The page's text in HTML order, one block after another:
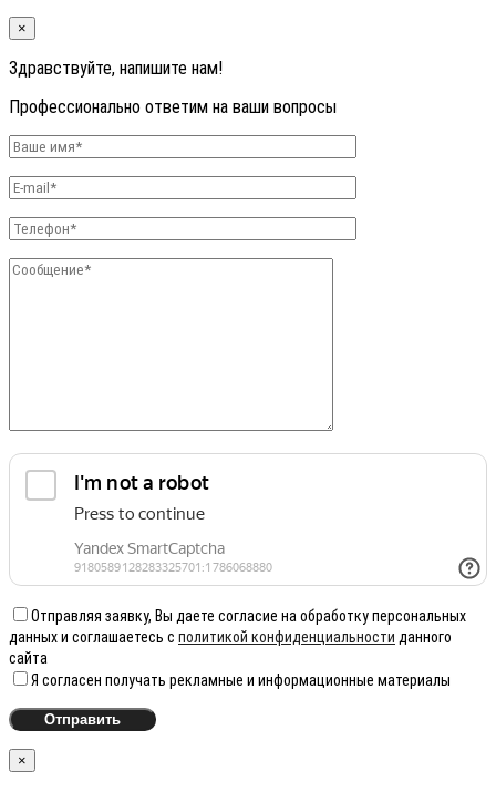
×
Здравствуйте, напишите нам!
Профессионально ответим на ваши вопросы
Отправляя заявку, Вы даете согласие на обработку персональных
данных и соглашаетесь с политикой конфиденциальности данного
сайта
Я согласен получать рекламные и информационные материалы
×